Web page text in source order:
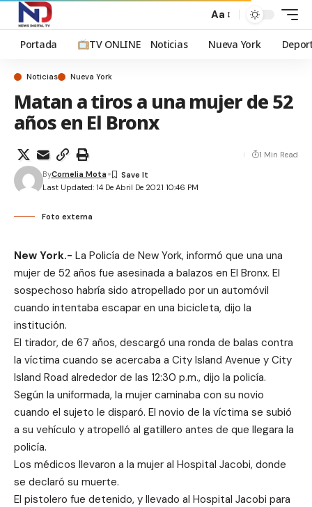
Aa
Portada TV ONLINE Noticias Nueva York
Noticias Nueva York
Matan a tiros a una mujer de 52
años en El Bronx
Last Updated: 14 De Abril De 2021 10:46 PM
ByCornelia Mota
1 Min Read
Foto externa
New York.- La Policía de New York, informó que una una
mujer de 52 años fue asesinada a balazos en El Bronx. El
sospechoso habría sido atropellado por un automóvil
cuando intentaba escapar en una bicicleta, dijo la
institución.
El tirador, de 67 años, descargó una ronda de balas contra
la víctima cuando se acercaba a City Island Avenue y City
Island Road alrededor de las 12:30 p.m., dijo la policía.
Según la uniformada, la mujer caminaba con su novio
cuando el sujeto le disparó. El novio de la víctima se subió
a su vehículo y atropelló al gatillero antes de que llegara la
policía.
Los médicos llevaron a la mujer al Hospital Jacobi, donde
se declaró su muerte.
El pistolero fue detenido, y llevado al Hospital Jacobi para